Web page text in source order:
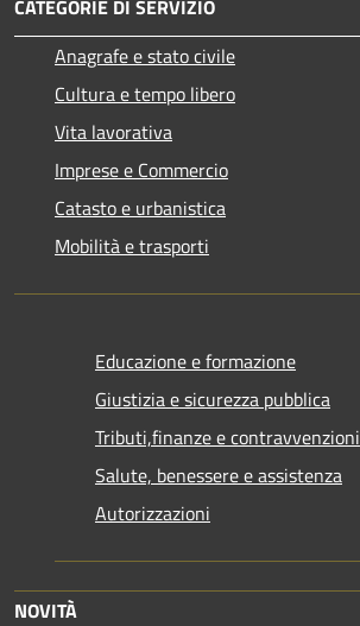
CATEGORIE DI SERVIZIO
Anagrafe e stato civile
Cultura e tempo libero
Vita lavorativa
Imprese e Commercio
Catasto e urbanistica
Mobilità e trasporti
Educazione e formazione
Giustizia e sicurezza pubblica
Tributi,finanze e contravvenzioni
Salute, benessere e assistenza
Autorizzazioni
NOVITÀ